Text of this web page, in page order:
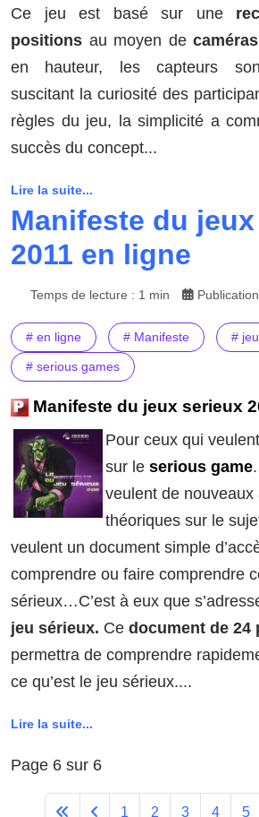
Ce jeu est basé sur une
positions au moyen de
en hauteur, les capteurs
suscitant la curiosité des
règles du jeu, la simplicité a
succès du concept...
Lire la suite...
Manifeste du
2011 en ligne
Temps de lecture : 1 min
# en ligne # Manifeste #
# serious games
Manifeste du jeux serieux
Pour ceux qui
sur le serious game
veulent de nouveaux
théoriques sur le
veulent un document simple
comprendre ou faire comprendre
sérieux…C’est à eux que
jeu sérieux. Ce document de 24
permettra de comprendre
ce qu’est le jeu sérieux....
Lire la suite...
Page 6 sur 6
1 2 3 4 5